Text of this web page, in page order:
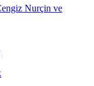
Nurçin ve